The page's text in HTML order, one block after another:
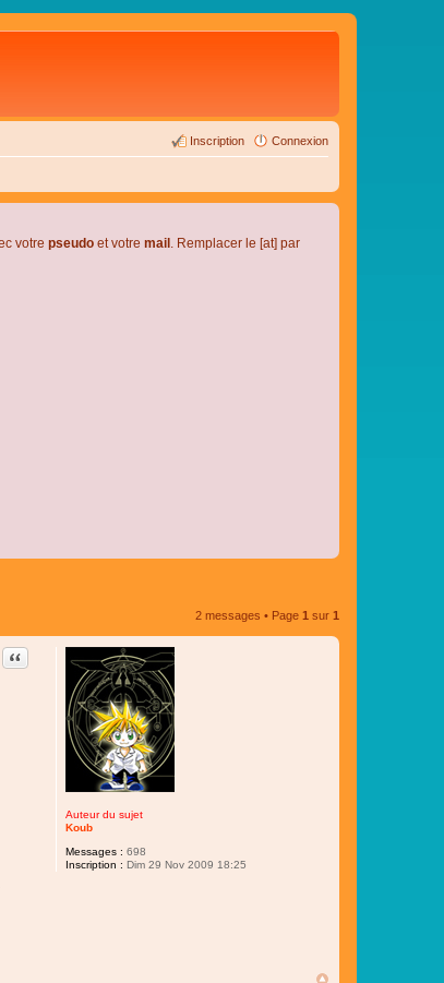
Connexion
Inscription
votre pseudo et votre mail . Remplacer le [at] par
2 messages • Page 1 sur 1
Auteur du sujet
Koub
Messages : 698
Inscription : Dim 29 Nov 2009 18:25
Citer